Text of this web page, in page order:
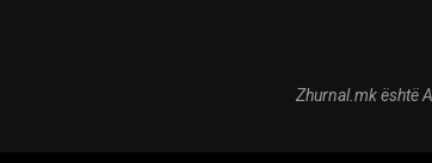
Zhurnal.mk është